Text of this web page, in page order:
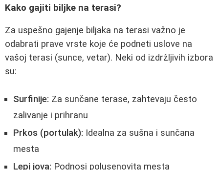
Kako gajiti biljke na terasi?
Za uspešno gajenje biljaka na terasi važno je
odabrati prave vrste koje će podneti uslove na
vašoj terasi (sunce, vetar). Neki od izdržljivih izbora
su:
Surfinije: Za sunčane terase, zahtevaju često
zalivanje i prihranu
Prkos (portulak): Idealna za sušna i sunčana
mesta
Lepi jova: Podnosi polusenovita mesta